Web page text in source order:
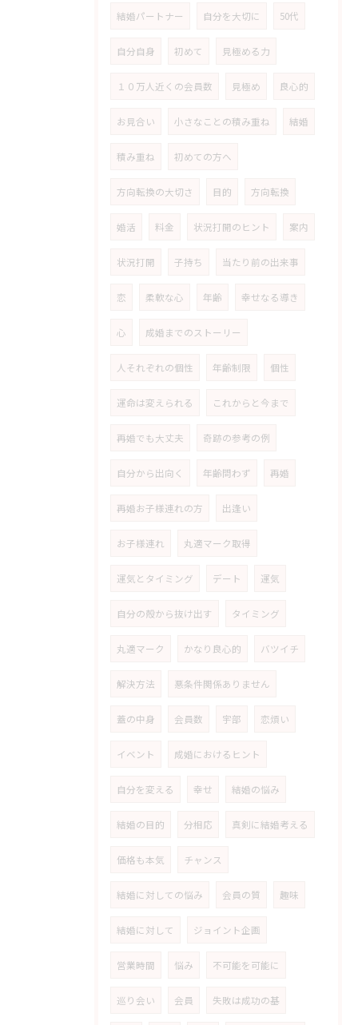
結婚パートナー 自分を大切に 50代
自分自身 初めて 見極める力
１０万人近くの会員数 見極め 良心的
お見合い 小さなことの積み重ね 結婚
積み重ね 初めての方へ
方向転換の大切さ 目的 方向転換
婚活 料金 状況打開のヒント 案内
状況打開 子持ち 当たり前の出来事
恋 柔軟な心 年齢 幸せなる導き
心 成婚までのストーリー
人それぞれの個性 年齢制限 個性
運命は変えられる これからと今まで
再婚でも大丈夫 奇跡の参考の例
自分から出向く 年齢問わず 再婚
再婚お子様連れの方 出逢い
お子様連れ 丸適マーク取得
運気とタイミング デート 運気
自分の殻から抜け出す タイミング
丸適マーク かなり良心的 バツイチ
解決方法 悪条件関係ありません
蓋の中身 会員数 宇部 恋煩い
イベント 成婚におけるヒント
自分を変える 幸せ 結婚の悩み
結婚の目的 分相応 真剣に結婚考える
価格も本気 チャンス
結婚に対しての悩み 会員の質 趣味
結婚に対して ジョイント企画
営業時間 悩み 不可能を可能に
巡り会い 会員 失敗は成功の基